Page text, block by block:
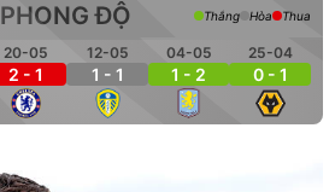
PHONG ĐỘ
20-05
2 - 1
12-05
1 - 1
04-05
1 - 2
25-04
0 - 1
Thắng Hòa Thua